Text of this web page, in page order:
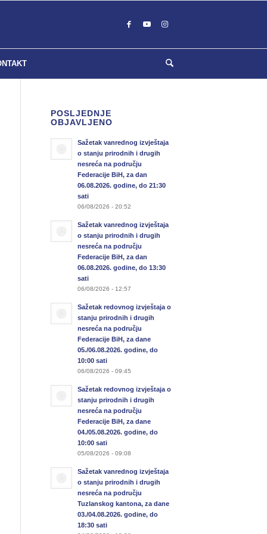
POSLJEDNJE
OBJAVLJENO
Sažetak vanrednog izvještaja
o stanju prirodnih i drugih
nesreća na području
Federacije BiH, za dan
06.08.2026. godine, do 21:30
sati
06/08/2026 - 20:52
Sažetak vanrednog izvještaja
o stanju prirodnih i drugih
nesreća na području
Federacije BiH, za dan
06.08.2026. godine, do 13:30
sati
06/08/2026 - 12:57
Sažetak redovnog izvještaja o
stanju prirodnih i drugih
nesreća na području
Federacije BiH, za dane
05./06.08.2026. godine, do
10:00 sati
06/08/2026 - 09:45
Sažetak redovnog izvještaja o
stanju prirodnih i drugih
nesreća na području
Federacije BiH, za dane
04./05.08.2026. godine, do
10:00 sati
05/08/2026 - 09:08
Sažetak vanrednog izvještaja
o stanju prirodnih i drugih
nesreća na području
Tuzlanskog kantona, za dane
03./04.08.2026. godine, do
18:30 sati